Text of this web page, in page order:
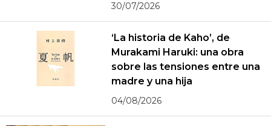
30/07/2026
‘La historia de Kaho’, de
Murakami Haruki: una obra
sobre las tensiones entre una
madre y una hija
04/08/2026